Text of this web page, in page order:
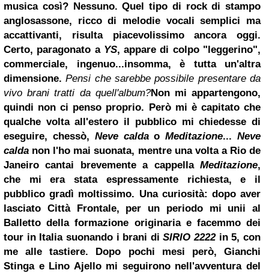
musica così? Nessuno. Quel tipo di rock di stampo
anglosassone, ricco di melodie vocali semplici ma
accattivanti, risulta piacevolissimo ancora oggi.
Certo, paragonato a YS, appare di colpo "leggerino",
commerciale, ingenuo...insomma, è tutta un'altra
dimensione.Pensi che sarebbe possibile presentare da
vivo brani tratti da quell'album?Non mi appartengono,
quindi non ci penso proprio. Però mi è capitato che
qualche volta all'estero il pubblico mi chiedesse di
eseguire, chessò, Neve caldao Meditazione...Neve
calda non l'ho mai suonata, mentre una volta a Rio de
Janeiro cantai brevemente a cappella Meditazione,
che mi era stata espressamente richiesta, e il
pubblico gradì moltissimo. Una curiosità: dopo aver
lasciato Città Frontale, per un periodo mi unii al
Balletto della formazione originaria e facemmo dei
tour in Italia suonando i brani diSIRIO 2222in 5, con
me alle tastiere. Dopo pochi mesi però, Gianchi
Stinga e Lino Ajello mi seguirono nell'avventura del